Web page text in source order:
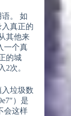
。 如
真正的
其他来
一个真
的城
2次。
垃圾数
）是
会这样